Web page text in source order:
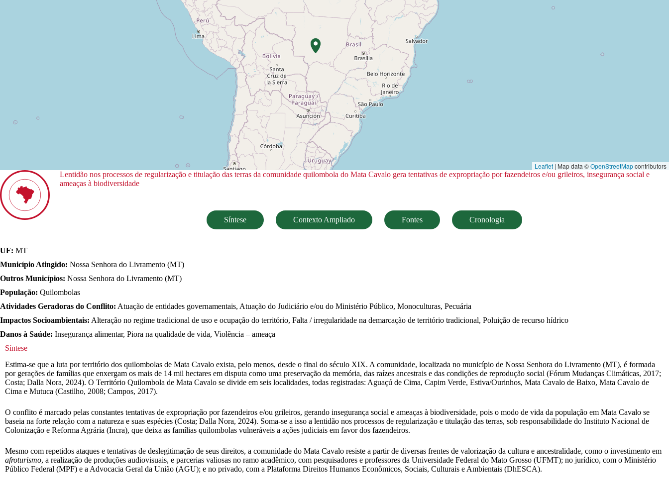
Leaflet | Map data ©OpenStreetMapcontributors
Lentidão nos processos de regularização e titulação das terras da comunidade quilombola do Mata Cavalo gera tentativas de expropriação por fazendeiros e/ou grileiros, insegurança social e
ameaças à biodiversidade
Síntese Contexto Ampliado Fontes Cronologia
UF: MT
Município Atingido: Nossa Senhora do Livramento (MT)
Outros Municípios: Nossa Senhora do Livramento (MT)
População: Quilombolas
Atividades Geradoras do Conflito: Atuação de entidades governamentais, Atuação do Judiciário e/ou do Ministério Público, Monoculturas, Pecuária
Impactos Socioambientais: Alteração no regime tradicional de uso e ocupação do território, Falta / irregularidade na demarcação de território tradicional, Poluição de recurso hídrico
Danos à Saúde: Insegurança alimentar, Piora na qualidade de vida, Violência – ameaça
Síntese
Estima-se que a luta por território dos quilombolas de Mata Cavalo exista, pelo menos, desde o final do século XIX. A comunidade, localizada no município de Nossa Senhora do Livramento (MT), é formada
por gerações de famílias que enxergam os mais de 14 mil hectares em disputa como uma preservação da memória, das raízes ancestrais e das condições de reprodução social (Fórum Mudanças Climáticas, 2017;
Costa; Dalla Nora, 2024). O Território Quilombola de Mata Cavalo se divide em seis localidades, todas registradas: Aguaçú de Cima, Capim Verde, Estiva/Ourinhos, Mata Cavalo de Baixo, Mata Cavalo de
Cima e Mutuca (Castilho, 2008; Campos, 2017).
O conflito é marcado pelas constantes tentativas de expropriação por fazendeiros e/ou grileiros, gerando insegurança social e ameaças à biodiversidade, pois o modo de vida da população em Mata Cavalo se
baseia na forte relação com a natureza e suas espécies (Costa; Dalla Nora, 2024). Soma-se a isso a lentidão nos processos de regularização e titulação das terras, sob responsabilidade do Instituto Nacional de
Colonização e Reforma Agrária (Incra), que deixa as famílias quilombolas vulneráveis a ações judiciais em favor dos fazendeiros.
Mesmo com repetidos ataques e tentativas de deslegitimação de seus direitos, a comunidade do Mata Cavalo resiste a partir de diversas frentes de valorização da cultura e ancestralidade, como o investimento em
afroturismo, a realização de produções audiovisuais, e parcerias valiosas no ramo acadêmico, com pesquisadores e professores da Universidade Federal do Mato Grosso (UFMT); no jurídico, com o Ministério
Público Federal (MPF) e a Advocacia Geral da União (AGU); e no privado, com a Plataforma Direitos Humanos Econômicos, Sociais, Culturais e Ambientais (DhESCA).